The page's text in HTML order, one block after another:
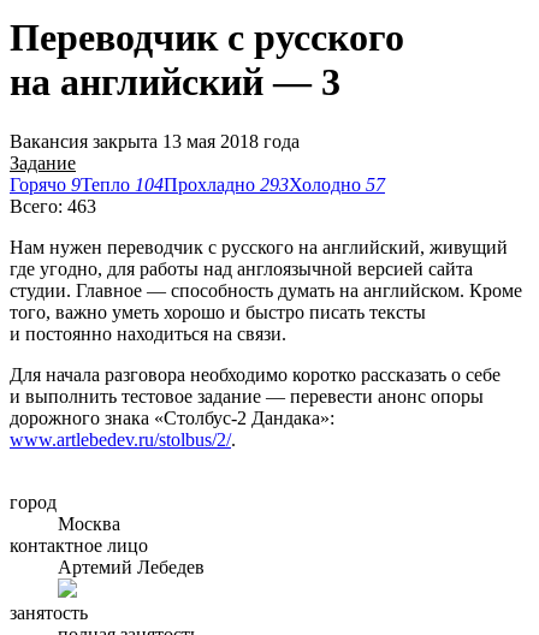
Переводчик с русского
на английский — 3
Вакансия закрыта 13 мая 2018 года
Задание
Горячо 9Тепло 104Прохладно 293Холодно 57
Всего: 463
Нам нужен переводчик с русского на английский, живущий
где угодно, для работы над англоязычной версией сайта
студии. Главное — способность думать на английском. Кроме
того, важно уметь хорошо и быстро писать тексты
и постоянно находиться на связи.
Для начала разговора необходимо коротко рассказать о себе
и выполнить тестовое задание — перевести анонс опоры
дорожного знака «Столбус-2 Дандака»:
www.artlebedev.ru/stolbus/2/.
город
Москва
контактное лицо
Артемий Лебедев
занятость